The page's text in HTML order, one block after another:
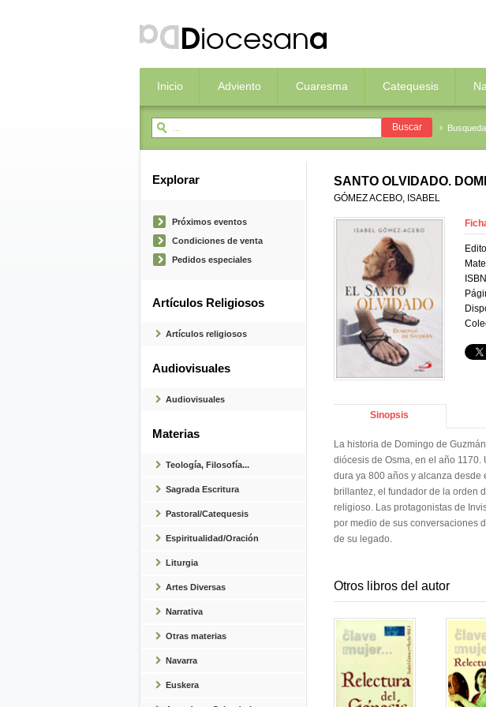
Inicio Adviento Cuaresma Catequesis
Explorar
Próximos eventos
Condiciones de venta
Pedidos especiales
Artículos Religiosos
Artículos religiosos
Audiovisuales
Audiovisuales
Materias
Teología, Filosofía...
Sagrada Escritura
Pastoral/Catequesis
Espiritualidad/Oración
Liturgia
Artes Diversas
Narrativa
Otras materias
Navarra
Euskera
SANTO OLVIDADO.
GÓMEZ ACEBO, ISABEL
Sinopsis
La historia de Domingo de
diócesis de Osma, en el año
dura ya 800 años y alcanza desde
brillantez, el fundador de la orden
religioso. Las protagonistas de
por medio de sus conversaciones
de su legado.
Otros libros del autor